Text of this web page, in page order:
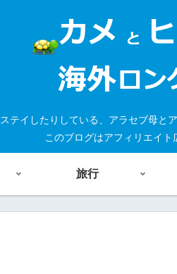
テイしたりしている、アラセブ母と
このブログはアフィリエイト
旅行